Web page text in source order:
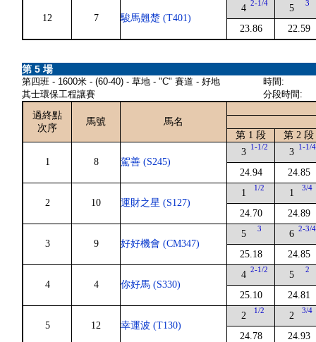
12 7 駿馬翹楚 (T401)
4 2-1/4
23.86
5 3
22.59
第 5 場
第四班 - 1600米 - (60-40) - 草地 - "C" 賽道 - 好地
其士環保工程讓賽
時間:
分段時間:
過終點
次序
馬號
馬名
第 1 段
第 2 段
1 8 駕善 (S245)
3 1-1/2
24.94
3 1-1/4
24.85
2 10 運財之星 (S127)
1 1/2
24.70
1 3/4
24.89
3 9 好好機會 (CM347)
5 3
25.18
6 2-3/4
24.85
4 4 你好馬 (S330)
4 2-1/2
25.10
5 2
24.81
5 12 幸運波 (T130)
2 1/2
24.78
2 3/4
24.93